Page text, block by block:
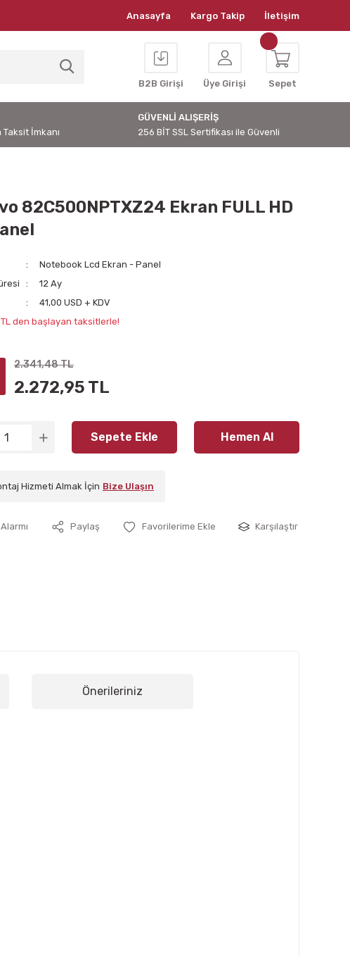
Anasayfa Kargo Takip İletişim
B2B Girişi Üye Girişi Sepet
İmkanı
GÜVENLİ ALIŞERİŞ
256 BİT SSL Sertifikası ile Güvenli
82C500NPTXZ24 Ekran FULL HD
Notebook Lcd Ekran - Panel
12 Ay
41,00 USD + KDV
den başlayan taksitlerle!
2.341,48 TL
2.272,95 TL
Sepete Ekle Hemen Al
Hizmeti Almak İçin Bize Ulaşın
Paylaş Karşılaştır
Önerileriniz